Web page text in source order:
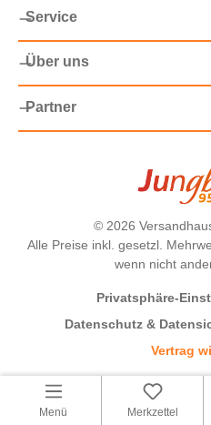
Service
Über uns
Partner
© 2026
Alle Preise inkl. gesetzl.
wenn nicht
Privatsphäre-
Datenschutz &
Vertrag
Menü Merkzettel